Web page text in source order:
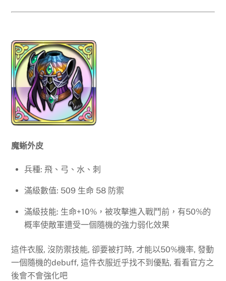
魔蜥外皮
兵種: 飛、弓、水、刺
滿級數值: 509 生命 58 防禦
滿級技能: 生命+10%，被攻擊進入戰鬥前，有50%的
概率使敵軍遭受一個隨機的強力弱化效果
這件衣服, 沒防禦技能, 卻要被打時, 才能以50%機率, 發動
一個隨機的debuff, 這件衣服近乎找不到優點, 看看官方之
後會不會強化吧